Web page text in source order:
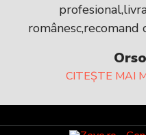
românesc,recomand
CITEȘTE MAI